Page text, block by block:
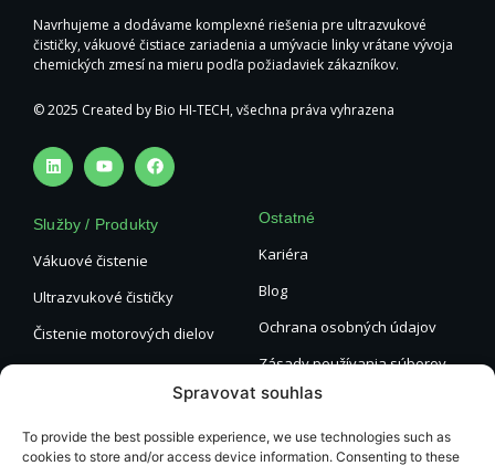
Spravovat souhlas
To provide the best possible experience, we use technologies such as
cookies to store and/or access device information. Consenting to these
Navrhujeme a dodávame komplexné riešenia pre ultrazvukové
čističky, vákuové čistiace zariadenia a umývacie linky vrátane vývoja
chemických zmesí na mieru podľa požiadaviek zákazníkov.
© 2025 Created by Bio HI-TECH, všechna práva vyhrazena
Služby / Produkty
Vákuové čistenie
Ultrazvukové čističky
Čistenie motorových dielov
Odlakovanie
Generálne čistenie strojov
Ostatné
Kariéra
Blog
Ochrana osobných údajov
Zásady používania súborov
Kontakty